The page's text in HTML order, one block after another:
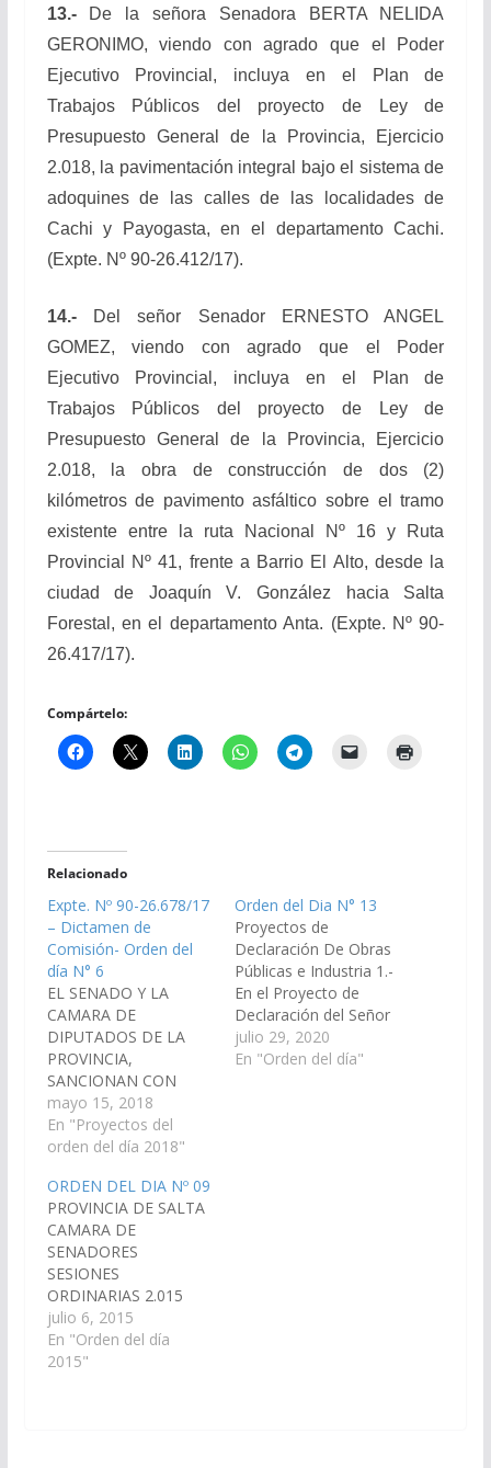
13.-De la señora Senadora BERTA NELIDA
GERONIMO, viendo con agrado que el Poder
Ejecutivo Provincial, incluya en el Plan de
Trabajos Públicos del proyecto de Ley de
Presupuesto General de la Provincia, Ejercicio
2.018, la pavimentación integral bajo el sistema de
adoquines de las calles de las localidades de
Cachi y Payogasta, en el departamento Cachi.
(Expte. Nº 90-26.412/17).
14.-Del señor Senador ERNESTO ANGEL
GOMEZ, viendo con agrado que el Poder
Ejecutivo Provincial, incluya en el Plan de
Trabajos Públicos del proyecto de Ley de
Presupuesto General de la Provincia, Ejercicio
2.018, la obra de construcción de dos (2)
kilómetros de pavimento asfáltico sobre el tramo
existente entre la ruta Nacional Nº 16 y Ruta
Provincial Nº 41, frente a Barrio El Alto, desde la
ciudad de Joaquín V. González hacia Salta
Forestal, en el departamento Anta. (Expte. Nº 90-
26.417/17).
Compártelo:
Relacionado
Expte. Nº 90-26.678/17
– Dictamen de
Comisión- Orden del
día N° 6
EL SENADO Y LA
CAMARA DE
DIPUTADOS DE LA
PROVINCIA,
SANCIONAN CON
FUERZA DE L E Y
Artículo 1º.-
Sustitúyase el Artículo
Nº 8.030, que quedara
redactado de la
siguiente manera: “Art.
3º.- Con idéntica
vigencia que la prevista
en el artículo
anterior, resultarán
también beneficiarios…
mayo 15, 2018
En "Proyectos del
orden del día 2018"
Orden del Dia N° 13
Proyectos de
Declaración De Obras
Públicas e Industria 1.-
En el Proyecto de
Declaración del Señor
Senador SERGIO
SALDAÑO, viendo con
julio 29, 2020
En "Orden del día"
ORDEN DEL DIA Nº 09
PROVINCIA DE SALTA
CAMARA DE
SENADORES
SESIONES
ORDINARIAS 2.015
ORDEN DEL DIA Nº 09
(Dictámenes de
Comisiones entrados
julio 6, 2015
En "Orden del día
2015"